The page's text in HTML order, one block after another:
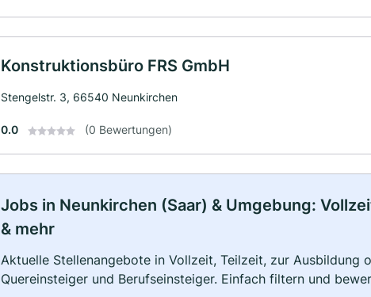
Konstruktionsbüro FRS GmbH
Stengelstr. 3, 66540 Neunkirchen
0.0 (0 Bewertungen)
Jobs in Neunkirchen (Saar) & Umgebung:
& mehr
Aktuelle Stellenangebote in Vollzeit, Teilzeit, zur Ausbildung
Quereinsteiger und Berufseinsteiger. Einfach filtern und